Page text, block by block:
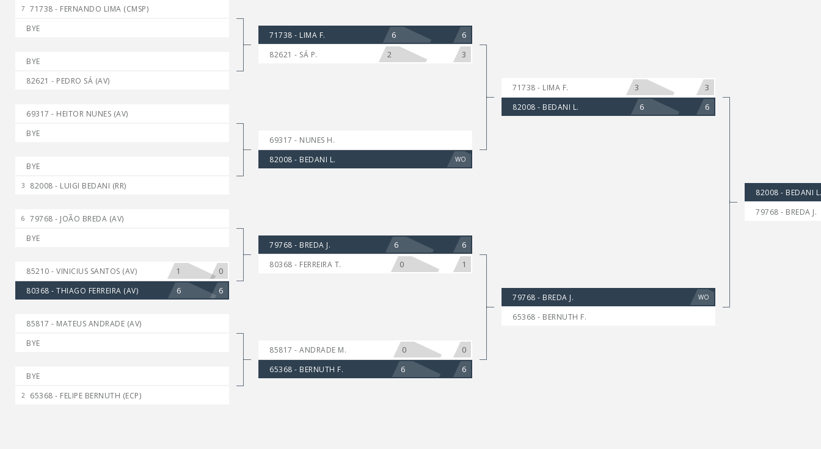
7
71738 - FERNANDO LIMA (CMSP)
BYE
BYE
82621 - PEDRO SÁ (AV)
69317 - HEITOR NUNES (AV)
BYE
BYE
3 82008 - LUIGI BEDANI (RR)
6
79768 - JOÃO BREDA (AV)
BYE
85210 - VINICIUS SANTOS (AV) 1 0
80368 - THIAGO FERREIRA (AV) 6 6
85817 - MATEUS ANDRADE (AV)
BYE
BYE
2 65368 - FELIPE BERNUTH (ECP)
71738 - LIMA F. 6 6
82621 - SÁ P. 2 3
69317 - NUNES H.
82008 - BEDANI L.
WO
79768 - BREDA J. 6 6
80368 - FERREIRA T. 0 1
85817 - ANDRADE M. 0 0
65368 - BERNUTH F. 6 6
71738 - LIMA F. 3 3
82008 - BEDANI L. 6 6
79768 - BREDA J. WO
65368 - BERNUTH F.
82008 - BEDANI
79768 - BREDA J.